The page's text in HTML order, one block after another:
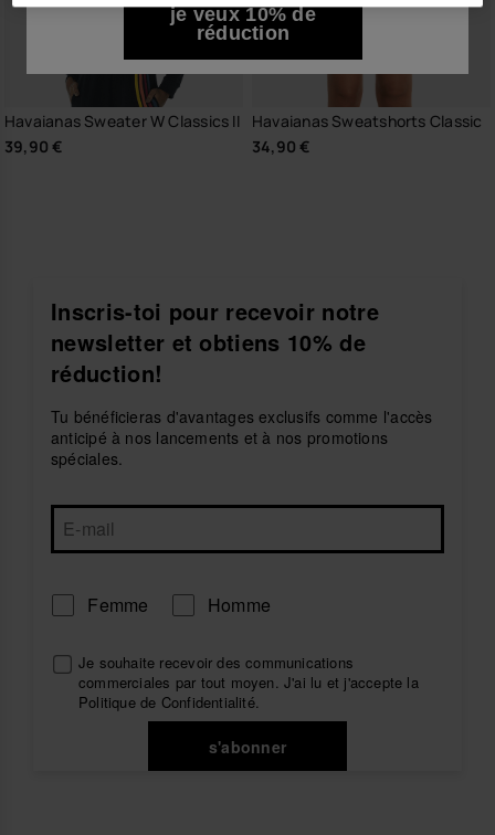
Havaianas Sweater W Classics II
39,90 €
Havaianas Sweatshorts Classic
34,90 €
Inscris-toi pour recevoir notre
newsletter et obtiens 10% de
réduction!
Tu bénéficieras d'avantages exclusifs comme l'accès
anticipé à nos lancements et à nos promotions
spéciales.
Femme Homme
Je souhaite recevoir des communications
commerciales par tout moyen. J'ai lu et j'accepte la
Politique de Confidentialité.
s'abonner
je veux 10% de
réduction